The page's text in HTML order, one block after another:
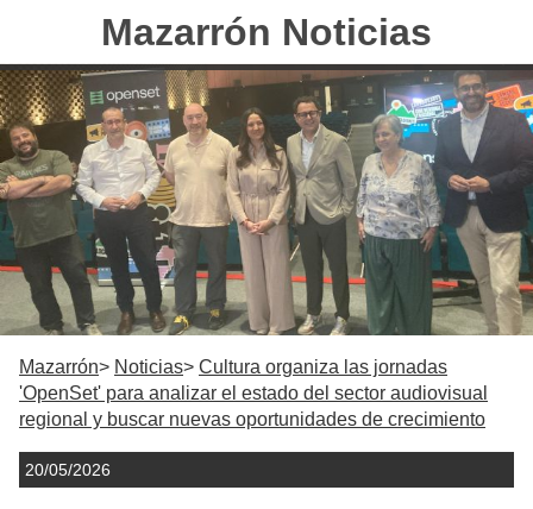
Mazarrón Noticias
Mazarrón Noticias
Cultura organiza las jornadas
'OpenSet' para analizar el estado del sector audiovisual
regional y buscar nuevas oportunidades de crecimiento
20/05/2026